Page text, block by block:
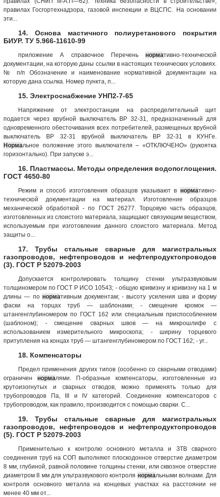
правилах Госгортехнадзора, газовой инспекции и ВЦСПС. На основании
эти...
14. Основа мастичного полиуретанового покрытия
БИУР. ТУ 5.966-11610-99
приложение А справочное Перечень нормативно-технической
документации, на которую даны ссылки в настоящих технических условиях.
№ п/п Обозначение и наименование нормативной документации на
которую дана ссылка. Номер пункта, п...
15. Электроснабжение УНП2-7-65
Напряжение от электростанции на распределительный щит
подается через врубной выключатель ВР 32-31, предназначенный для
одновременного обесточивания всех потребителей, размещеных врубной
выключатель ВР 32-31 врубной выключатель ВР 32-31 в КУНГе.
Нормальное положение этого выключателя – «ОТКЛЮЧЕНО» (рукоятка
горизонтально). При запуске э...
16. Пластмассы. Методы определения водопоглощения.
ГОСТ 4650-80
Режим и способ изготовления образцов указывают в нормативно-
технической документации на материал. Изготовление образцов
механической обработкой - по ГОСТ 26277. Торцовую часть образцов,
изготовленных из слоистого материала, защищают связующим веществом,
используемым при изготовлении данного слоистого материала. Метод
защиты о...
17. Трубы стальные сварные для магистральных
газопроводов, нефтепроводов и нефтепродуктопроводов
(3). ГОСТ Р 52079-2003
Допускается контролировать толщину стенки ультразвуковым
толщиномером по ГОСТ Р ИСО 10543; - общую кривизну и кривизну на 1 м
длины — понормативным документам; - высоту усиления шва и форму
фаски на торцах труб — шаблонами; - смещение кромок —
штангенглубиномером по ГОСТ 162 или специальным приспособлением
(шаблоном); - смещение сварных швов — на микрошлифе с
использованием измерительного микроскопа; - ширину торцевого
притупления на концах труб — штангенглубиномером по ГОСТ 162; - уг...
18. Компенсаторы
Предел применения других типов (особенно со сварными отводами)
ограничен нормалями. П-образные компенсаторы, изготовленные из
крутоизогнутых и сварных отводов, можно применять только для
трубопроводов Па, III и IV категорий. Соединение компенсаторов с
трубопроводом, как правило, производится с помощью сварки. С...
19. Трубы стальные сварные для магистральных
газопроводов, нефтепроводов и нефтепродуктопроводов
(5). ГОСТ Р 52079-2003
Применительно к контролю основного металла и ЗТВ сварного
соединения труб на СОП выполняют плоскодонное отверстие диаметром
8 мм, глубиной, равной половине толщины стенки, или сквозное отверстие
диаметром 8 мм для ультразвукового контроля нормальными волнами. Для
контроля основного металла на концевых участках на расстоянии не
менее 40 мм от...